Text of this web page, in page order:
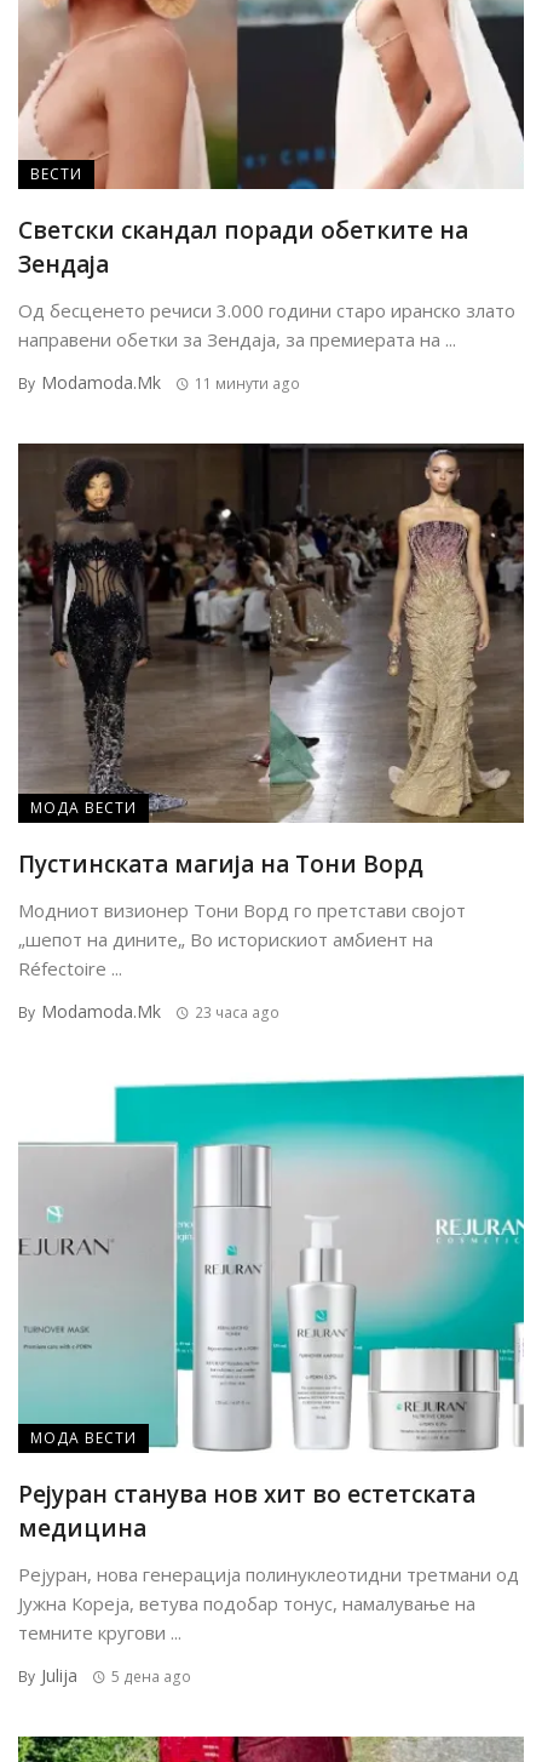
ВЕСТИ
Светски скандал поради обетките на
Зендаја
Од бесценето речиси 3.000 години старо иранско злато
направени обетки за Зендаја, за премиерата на ...
By Modamoda.mk 11 минути ago
МОДА ВЕСТИ
Пустинската магија на Тони Ворд
Модниот визионер Тони Ворд го претстави својот
„шепот на дините„ Во историскиот амбиент на
Réfectoire ...
By Modamoda.mk 23 часа ago
МОДА ВЕСТИ
Рејуран станува нов хит во естетската
медицина
Рејуран, нова генерација полинуклеотидни третмани од
Јужна Кореја, ветува подобар тонус, намалување на
темните кругови ...
By Julija 5 дена ago